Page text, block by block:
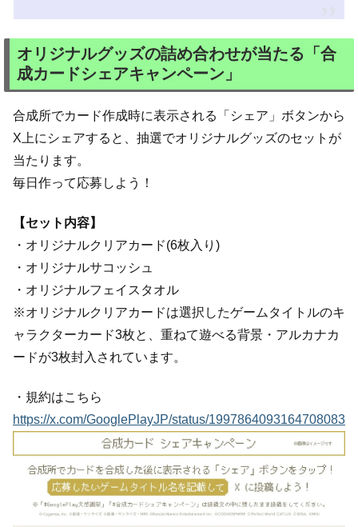
オリジナルグッズの詰め合わせが当たる「合
成カードシェアキャンペーン」
合成所でカード作成時に表示される「シェア」ボタンから
X上にシェアすると、抽選でオリジナルグッズのセットが
当たります。
毎日作って応募しよう！
【セット内容】
・オリジナルクリアカード(6枚入り)
・オリジナルサコッシュ
・オリジナルフェイスタオル
※オリジナルクリアカードは選択したゲームタイトルのキ
ャラクターカード3枚と、重ねて遊べる背景・アルカナカ
ードが3枚封入されています。
・規約はこちら
https://x.com/GooglePlayJP/status/1997864093164708083